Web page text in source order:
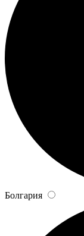
Болгария